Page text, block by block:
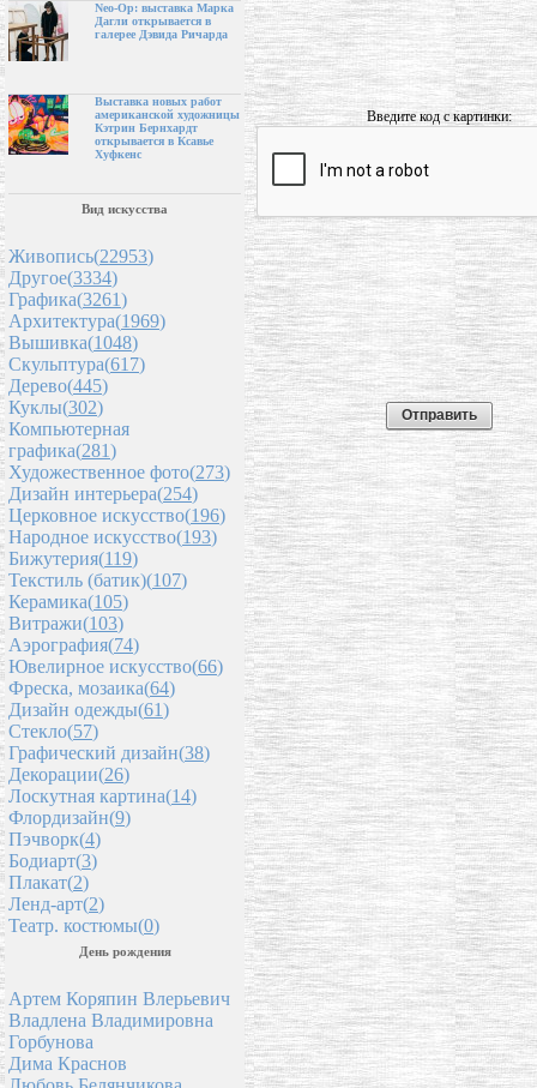
Neo-Op: выставка Марка
Дагли открывается в
галерее Дэвида Ричарда
Выставка новых работ
американской художницы
Кэтрин Бернхардт
открывается в Ксавье
Хуфкенс
Вид искусства
Живопись(22953)
Другое(3334)
Графика(3261)
Архитектура(1969)
Вышивка(1048)
Скульптура(617)
Дерево(445)
Куклы(302)
Компьютерная
графика(281)
Художественное фото(273)
Дизайн интерьера(254)
Церковное искусство(196)
Народное искусство(193)
Бижутерия(119)
Текстиль (батик)(107)
Керамика(105)
Витражи(103)
Аэрография(74)
Ювелирное искусство(66)
Фреска, мозаика(64)
Дизайн одежды(61)
Стекло(57)
Графический дизайн(38)
Декорации(26)
Лоскутная картина(14)
Флордизайн(9)
Пэчворк(4)
Бодиарт(3)
Плакат(2)
Ленд-арт(2)
Театр. костюмы(0)
День рождения
Артем Коряпин Влерьевич
Владлена Владимировна
Горбунова
Дима Краснов
Введите код с картинки: